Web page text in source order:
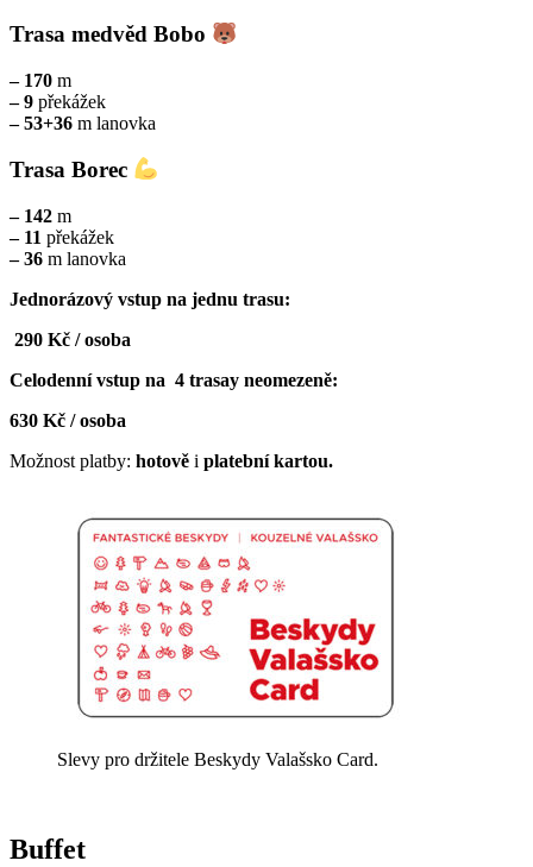
Trasa medvěd Bobo
– 170 m
– 9 překážek
– 53+36 m lanovka
Trasa Borec
– 142 m
– 11 překážek
– 36 m lanovka
Jednorázový vstup na jednu trasu:
290 Kč / osoba
Celodenní vstup na 4 trasay neomezeně:
630 Kč / osoba
Možnost platby: hotově i platební kartou.
Slevy pro držitele Beskydy Valašsko Card.
Buffet